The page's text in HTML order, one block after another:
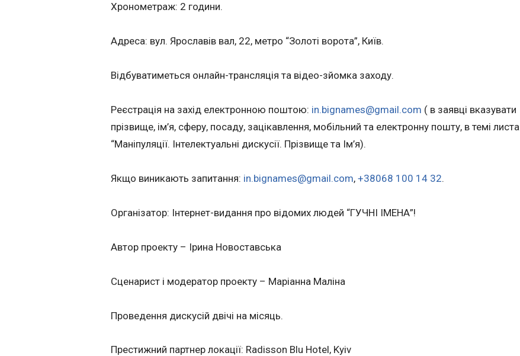
Хронометраж: 2 години.
Адреса: вул. Ярославів вал, 22, метро “Золоті ворота”, Київ.
Відбуватиметься онлайн-трансляція та відео-зйомка заходу.
Реєстрація на захід електронною поштою: in.bignames@gmail.com ( в заявці вказувати
прізвище, ім’я, сферу, посаду, зацікавлення, мобільний та електронну пошту, в темі листа
“Маніпуляції. Інтелектуальні дискусії. Прізвище та Ім’я).
Якщо виникають запитання: in.bignames@gmail.com, +38068 100 14 32.
Організатор: Інтернет-видання про відомих людей “ГУЧНІ ІМЕНА”!
Автор проекту – Ірина Новоставська
Сценарист і модератор проекту – Маріанна Маліна
Проведення дискусій двічі на місяць.
Престижний партнер локації: Radisson Blu Hotel, Kyiv